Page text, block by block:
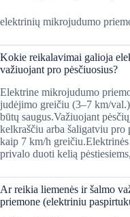
elektrinių mikrojudumo
​Kokie reikalavimai galioja
važiuojant pro pėsčiuosius?
Elektrine mikrojudumo
judėjimo greičiu (3–7 km/
būtų saugus.Važiuojant
kelkraščiu arba šaligatviu pro
kaip 7 km/h
privalo duoti kelią
Ar reikia liemenės ir šalmo
priemone (elektriniu